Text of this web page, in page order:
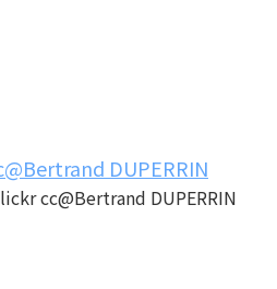
cc@Bertrand DUPERRIN